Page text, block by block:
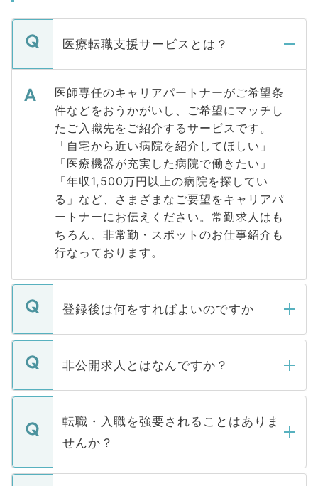
医療転職支援サービスとは？
医師専任のキャリアパートナーがご希望条
件などをおうかがいし、ご希望にマッチし
たご入職先をご紹介するサービスです。
「自宅から近い病院を紹介してほしい」
「医療機器が充実した病院で働きたい」
「年収1,500万円以上の病院を探してい
る」など、さまざまなご要望をキャリアパ
ートナーにお伝えください。常勤求人はも
ちろん、非常勤・スポットのお仕事紹介も
行なっております。
登録後は何をすればよいのですか
ご登録いただきましたら、弊社担当者がご
登録内容を確認し、その後メールもしくは
ます。通常、5営業日以内にはご連絡をせて
いただきますので、しばらくお待ちくださ
非公開求人とはなんですか？
マイナビDOCTORで取り扱っている求人の
うち約3割は、Webサイトからご覧いただ
けない「非公開求人」です。非公開求人は
下記の理由によって、一般には公開してい
ません。
転職・入職を強要されることはありま
せんか？
転職・入職を強要することは一切ありませ